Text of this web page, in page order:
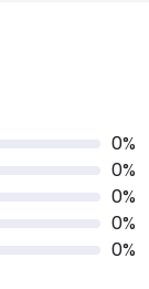
0%
0%
0%
0%
0%